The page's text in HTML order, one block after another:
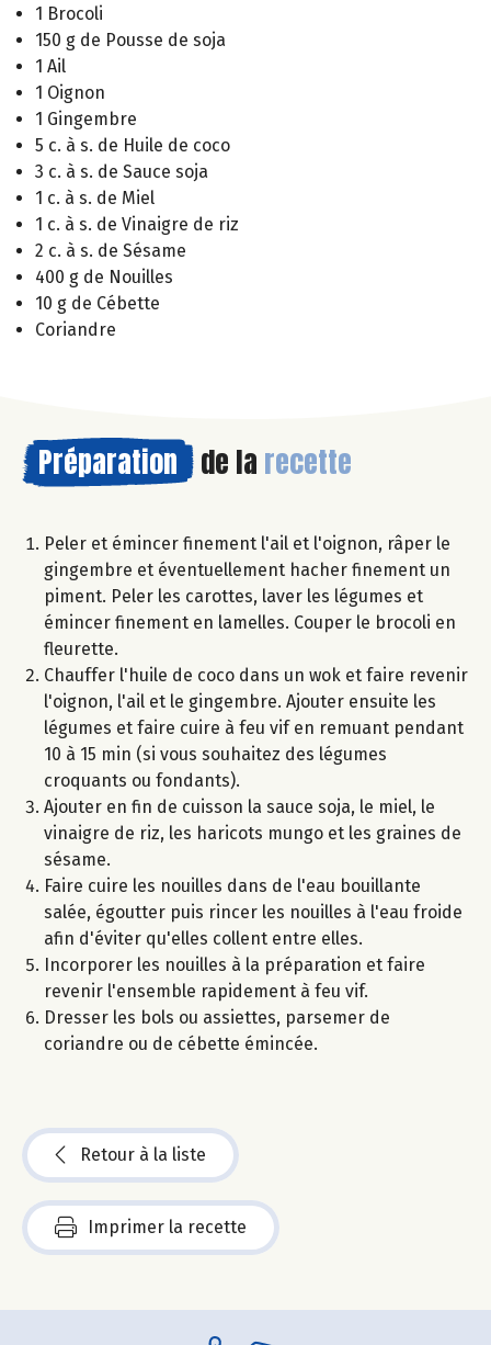
1 Brocoli
150 g de Pousse de soja
1 Ail
1 Oignon
1 Gingembre
5 c. à s. de Huile de coco
3 c. à s. de Sauce soja
1 c. à s. de Miel
1 c. à s. de Vinaigre de riz
2 c. à s. de Sésame
400 g de Nouilles
10 g de Cébette
Coriandre
Préparation de la recette
Peler et émincer finement l'ail et l'oignon, râper le
gingembre et éventuellement hacher finement un
piment. Peler les carottes, laver les légumes et
émincer finement en lamelles. Couper le brocoli en
fleurette.
Chauffer l'huile de coco dans un wok et faire revenir
l'oignon, l'ail et le gingembre. Ajouter ensuite les
légumes et faire cuire à feu vif en remuant pendant
10 à 15 min (si vous souhaitez des légumes
croquants ou fondants).
Ajouter en fin de cuisson la sauce soja, le miel, le
vinaigre de riz, les haricots mungo et les graines de
sésame.
Faire cuire les nouilles dans de l'eau bouillante
salée, égoutter puis rincer les nouilles à l'eau froide
afin d'éviter qu'elles collent entre elles.
Incorporer les nouilles à la préparation et faire
revenir l'ensemble rapidement à feu vif.
Dresser les bols ou assiettes, parsemer de
coriandre ou de cébette émincée.
Retour à la liste
Imprimer la recette